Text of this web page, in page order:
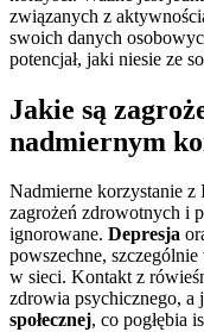
związanych z
swoich danych
potencjał, jaki niesie ze
Jakie są
nadmiernym
Nadmierne korzystanie
zagrożeń zdrowotnych i
ignorowane. Depresja
powszechne,
w sieci. Kontakt z
zdrowia psychicznego, a
społecznej, co pogłębia